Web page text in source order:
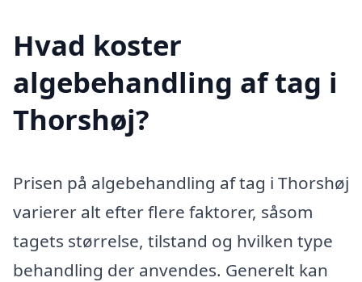
Hvad koster
algebehandling af tag i
Thorshøj?
Prisen på algebehandling af tag i Thorshøj
varierer alt efter flere faktorer, såsom
tagets størrelse, tilstand og hvilken type
behandling der anvendes. Generelt kan